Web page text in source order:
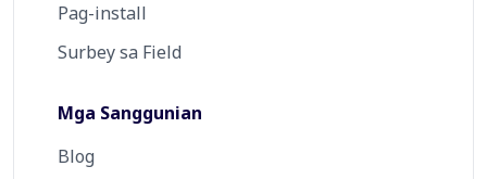
Pag-install
Surbey sa Field
Mga Sanggunian
Blog